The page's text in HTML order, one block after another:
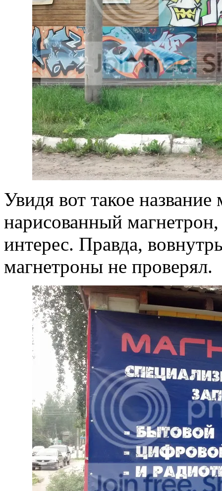
Увидя вот такое
нарисованный
интерес. Правда,
магнетроны не проверял.